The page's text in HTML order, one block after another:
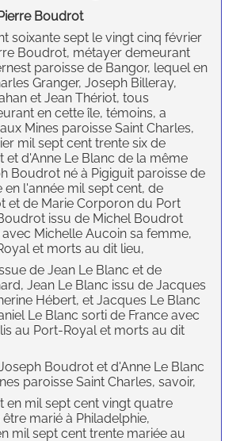
Boudrot
soixante sept le vingt cinq février
Boudrot, métayer demeurant
paroisse de Bangor, lequel en
Granger, Joseph Billeray,
et Jean Thériot, tous
en cette île, témoins, a
Mines paroisse Saint Charles,
mil sept cent trente six de
et d'Anne Le Blanc de la même
Boudrot né à Pigiguit paroisse de
en l'année mil sept cent, de
et de Marie Corporon du Port
issu de Michel Boudrot
Michelle Aucoin sa femme,
et morts au dit lieu,
de Jean Le Blanc et de
Jean Le Blanc issu de Jacques
Hébert, et Jacques Le Blanc
Le Blanc sorti de France avec
au Port-Royal et morts au dit
Boudrot et d'Anne Le Blanc
paroisse Saint Charles, savoir,
en mil sept cent vingt quatre
marié à Philadelphie,
mil sept cent trente mariée au